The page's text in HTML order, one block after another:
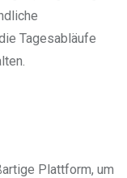
Tagesabläufe
Plattform, um